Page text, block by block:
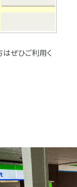
はぜひご利用く